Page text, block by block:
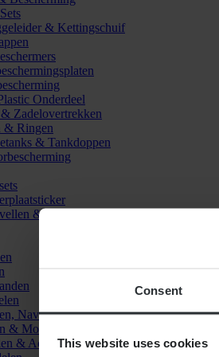
Consent
This website uses cookies
& Kettingschuif
Onderdeel
Zadelovertrekken
& Ringen
& Tankdoppen
& Stickers
Naven & Lagers
& Mousses
& Accessoires